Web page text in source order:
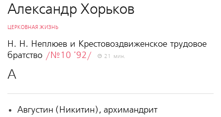
Александр Хорьков
ЦЕРКОВНАЯ ЖИЗНЬ
Н. Н. Неплюев и Крестовоздвиженское трудовое
братство /№10 '92/ 21 мин.
А
Августин (Никитин), архимандрит